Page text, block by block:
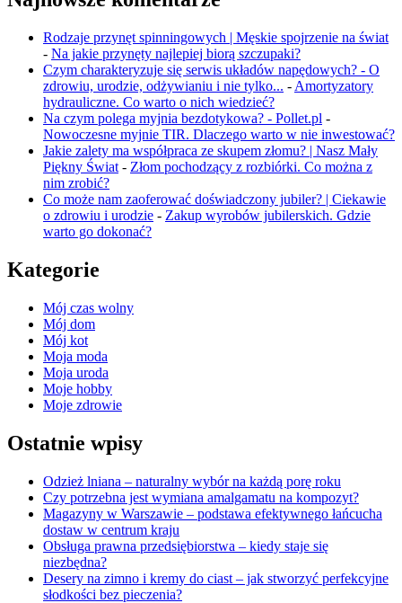
Rodzaje przynęt spinningowych | Męskie spojrzenie na świat
- Na jakie przynęty najlepiej biorą szczupaki?
Czym charakteryzuje się serwis układów napędowych? - O
zdrowiu, urodzie, odżywianiu i nie tylko... - Amortyzatory
hydrauliczne. Co warto o nich wiedzieć?
Na czym polega myjnia bezdotykowa? - Pollet.pl -
Nowoczesne myjnie TIR. Dlaczego warto w nie inwestować?
Jakie zalety ma współpraca ze skupem złomu? | Nasz Mały
Piękny Świat - Złom pochodzący z rozbiórki. Co można z
nim zrobić?
Co może nam zaoferować doświadczony jubiler? | Ciekawie
o zdrowiu i urodzie - Zakup wyrobów jubilerskich. Gdzie
warto go dokonać?
Kategorie
Mój czas wolny
Mój dom
Mój kot
Moja moda
Moja uroda
Moje hobby
Moje zdrowie
Ostatnie wpisy
Odzież lniana – naturalny wybór na każdą porę roku
Czy potrzebna jest wymiana amalgamatu na kompozyt?
Magazyny w Warszawie – podstawa efektywnego łańcucha
dostaw w centrum kraju
Obsługa prawna przedsiębiorstwa – kiedy staje się
niezbędna?
Desery na zimno i kremy do ciast – jak stworzyć perfekcyjne
słodkości bez pieczenia?